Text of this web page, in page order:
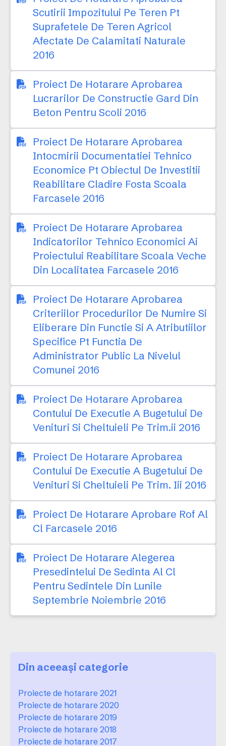
Scutirii Impozitului Pe Teren Pt
Suprafetele De Teren Agricol
Afectate De Calamitati Naturale
2016
Proiect De Hotarare Aprobarea
Lucrarilor De Constructie Gard Din
Beton Pentru Scoli 2016
Proiect De Hotarare Aprobarea
Intocmirii Documentatiei Tehnico
Economice Pt Obiectul De Investitii
Reabilitare Cladire Fosta Scoala
Farcasele 2016
Proiect De Hotarare Aprobarea
Indicatorilor Tehnico Economici Ai
Proiectului Reabilitare Scoala Veche
Din Localitatea Farcasele 2016
Proiect De Hotarare Aprobarea
Criteriilor Procedurilor De Numire Si
Eliberare Din Functie Si A Atributiilor
Specifice Pt Functia De
Administrator Public La Nivelul
Comunei 2016
Proiect De Hotarare Aprobarea
Contului De Executie A Bugetului De
Venituri Si Cheltuieli Pe Trim.ii 2016
Proiect De Hotarare Aprobarea
Contului De Executie A Bugetului De
Venituri Si Cheltuieli Pe Trim. Iii 2016
Proiect De Hotarare Aprobare Rof Al
Cl Farcasele 2016
Proiect De Hotarare Alegerea
Presedintelui De Sedinta Al Cl
Pentru Sedintele Din Lunile
Septembrie Noiembrie 2016
Din aceeași categorie
Proiecte de hotarare 2021
Proiecte de hotarare 2020
Proiecte de hotarare 2019
Proiecte de hotarare 2018
Proiecte de hotarare 2017